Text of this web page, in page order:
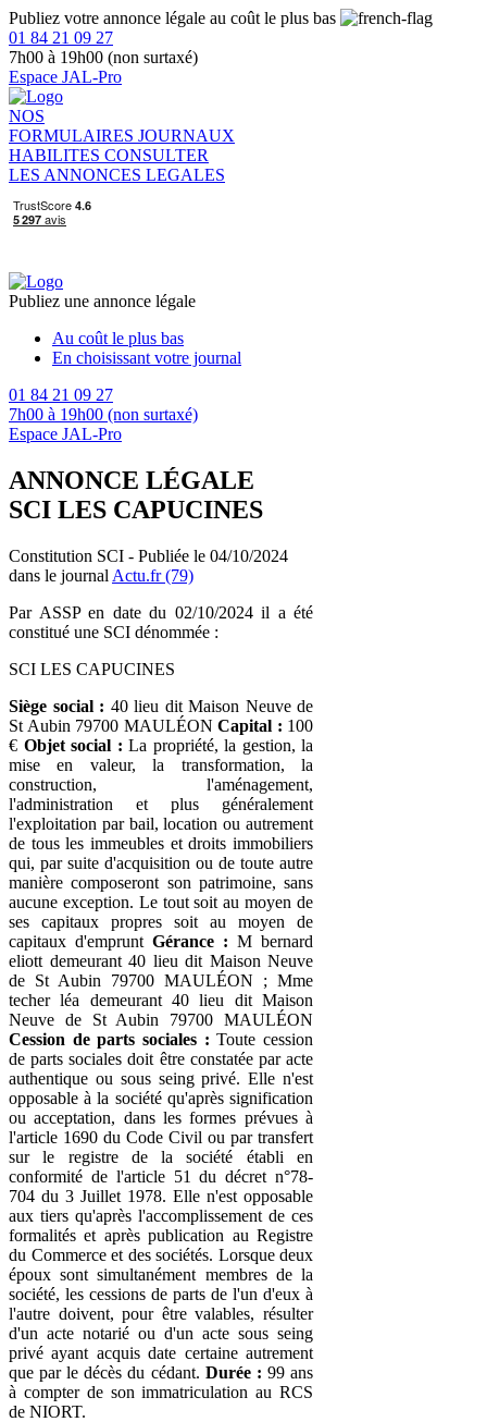
Publiez votre annonce légale au coût le plus bas
01 84 21 09 27
7h00 à 19h00 (non surtaxé)
Espace JAL-Pro
NOS
FORMULAIRES JOURNAUX
HABILITES CONSULTER
LES ANNONCES LEGALES
Publiez une annonce légale
Au coût le plus bas
En choisissant votre journal
01 84 21 09 27
7h00 à 19h00 (non surtaxé)
Espace JAL-Pro
ANNONCE LÉGALE
SCI LES CAPUCINES
Constitution SCI - Publiée le 04/10/2024
dans le journal Actu.fr (79)
Par ASSP en date du 02/10/2024 il a été
constitué une SCI dénommée :
SCI LES CAPUCINES
Siège social : 40 lieu dit Maison Neuve de
St Aubin 79700 MAULÉON Capital : 100
€ Objet social : La propriété, la gestion, la
mise en valeur, la transformation, la
construction, l'aménagement,
l'administration et plus généralement
l'exploitation par bail, location ou autrement
de tous les immeubles et droits immobiliers
qui, par suite d'acquisition ou de toute autre
manière composeront son patrimoine, sans
aucune exception. Le tout soit au moyen de
ses capitaux propres soit au moyen de
capitaux d'emprunt Gérance : M bernard
eliott demeurant 40 lieu dit Maison Neuve
de St Aubin 79700 MAULÉON ; Mme
techer léa demeurant 40 lieu dit Maison
Neuve de St Aubin 79700 MAULÉON
Cession de parts sociales : Toute cession
de parts sociales doit être constatée par acte
authentique ou sous seing privé. Elle n'est
opposable à la société qu'après signification
ou acceptation, dans les formes prévues à
l'article 1690 du Code Civil ou par transfert
sur le registre de la société établi en
conformité de l'article 51 du décret n°78-
704 du 3 Juillet 1978. Elle n'est opposable
aux tiers qu'après l'accomplissement de ces
formalités et après publication au Registre
du Commerce et des sociétés. Lorsque deux
époux sont simultanément membres de la
société, les cessions de parts de l'un d'eux à
l'autre doivent, pour être valables, résulter
d'un acte notarié ou d'un acte sous seing
privé ayant acquis date certaine autrement
que par le décès du cédant. Durée : 99 ans
à compter de son immatriculation au RCS
de NIORT.